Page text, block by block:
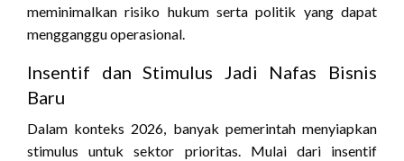
meminimalkan risiko hukum serta politik yang dapat
mengganggu operasional.
Insentif dan Stimulus Jadi Nafas Bisnis
Baru
Dalam konteks 2026, banyak pemerintah menyiapkan
stimulus untuk sektor prioritas. Mulai dari insentif